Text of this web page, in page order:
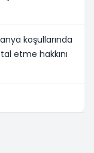
koşullarında
etme hakkını